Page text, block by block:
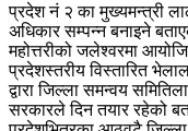
प्रदेश नं २ का मुख्यमन्त्री
अधिकार सम्पन्न बनाइने
महोत्तरीको जलेश्वरमा
प्रदेशस्तरीय विस्तारित
द्वारा जिल्ला समन्वय
सरकारले दिन तयार रहेको